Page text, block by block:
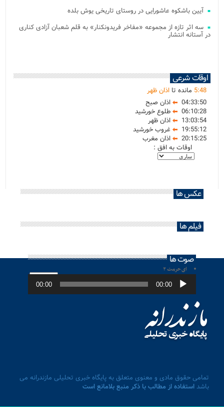
آیین باشکوه عاشورایی در روستای تاریخی یوش بلده
سه اثر تازه از مجموعه «مفاخر فریدونکنار» به قلم شعبان آزادی کناری
در آستانه انتشار
اوقات شرعی
5:48 مانده تااذان ظهر
04:33:50
اذان صبح
06:10:28
طلوع خورشید
13:03:54
اذان ظهر
19:55:12
غروب خورشید
20:15:25
اذان مغرب
اوقات به افق :
عکس ها
فیلم ها
صوت ها
ای حرمت ۲
پخش‌کننده
صوت 00:00
00:00
تمامی حقوق مادی و معنوی متعلق به پایگاه خبری تحلیلی مازندرانه می
باشداستفاده از مطالب با ذکر منبع بلامانع است